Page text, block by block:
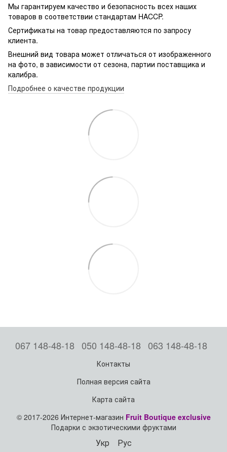
Мы гарантируем качество и безопасность всех наших
товаров в соответствии стандартам HACCP.
Сертификаты на товар предоставляются по запросу
клиента.
Внешний вид товара может отличаться от изображенного
на фото, в зависимости от сезона, партии поставщика и
калибра.
Подробнее о качестве продукции
067 148-48-18 050 148-48-18 063 148-48-18
Контакты
Полная версия сайта
Карта сайта
© 2017-2026 Интернет-магазин Fruit Boutique exclusive
Подарки с экзотическими фруктами
Укр Рус